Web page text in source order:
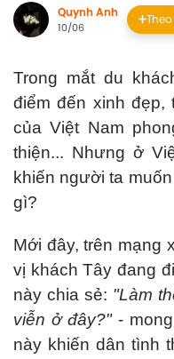
Quynh Anh
10/06
Trong mắt du
điểm đến xinh đẹp,
của Việt Nam
thiện... Nhưng ở
khiến người ta
gì?
Mới đây, trên mạng
vị khách Tây đang
này chia sẻ: "Làm
viễn ở đây?"- mong
này khiến dân tình